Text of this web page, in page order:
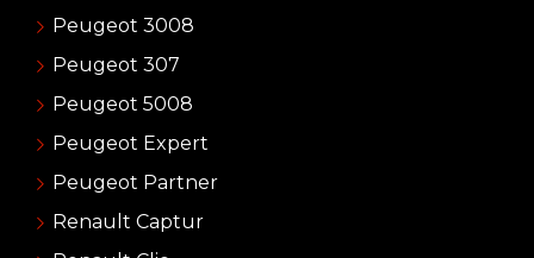
Peugeot 3008
Peugeot 307
Peugeot 5008
Peugeot Expert
Peugeot Partner
Renault Captur